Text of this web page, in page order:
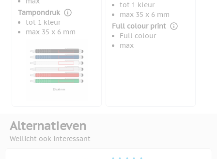
Tampondruk
tot 1 kleur
max 35 x 6 mm
tot 1 kleur
max 35 x 6 mm
Full colour print
Full colour
max
Alternatieven
Wellicht ook interessant